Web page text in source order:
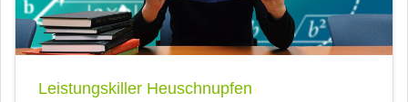
Leistungskiller Heuschnupfen